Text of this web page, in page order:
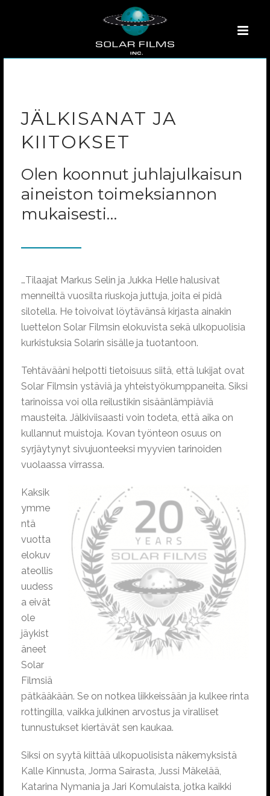
JÄLKISANAT JA
KIITOKSET
Olen koonnut juhlajulkaisun
aineiston toimeksiannon
mukaisesti…
…Tilaajat Markus Selin ja Jukka Helle halusivat
menneiltä vuosilta riuskoja juttuja, joita ei pidä
silotella. He toivoivat löytävänsä kirjasta ainakin
luettelon Solar Filmsin elokuvista sekä ulkopuolisia
kurkistuksia Solarin sisälle ja tuotantoon.
Tehtävääni helpotti tietoisuus siitä, että lukijat ovat
Solar Filmsin ystäviä ja yhteistyökumppaneita. Siksi
tarinoissa voi olla reilustikin sisäänlämpiäviä
mausteita. Jälkiviisaasti voin todeta, että aika on
kullannut muistoja. Kovan työnteon osuus on
syrjäytynyt sivujuonteeksi myyvien tarinoiden
vuolaassa virrassa.
Kaksik
ymme
ntä
vuotta
elokuv
ateollis
uudess
a eivät
ole
jäykist
äneet
Solar
Filmsiä
pätkääkään. Se on notkea liikkeissään ja kulkee rinta
rottingilla, vaikka julkinen arvostus ja viralliset
tunnustukset kiertävät sen kaukaa.
Siksi on syytä kiittää ulkopuolisista näkemyksistä
Kalle Kinnusta, Jorma Sairasta, Jussi Mäkelää,
Katarina Nymania ja Jari Komulaista, jotka kaikki